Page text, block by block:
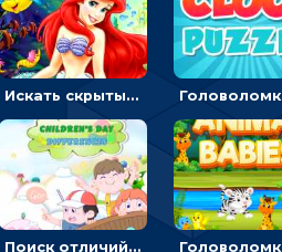
Искать скрытый алфавит на картинках с мультяшными героями - головоломка для детей
Поиск отличий на картинках с детьми - головоломка